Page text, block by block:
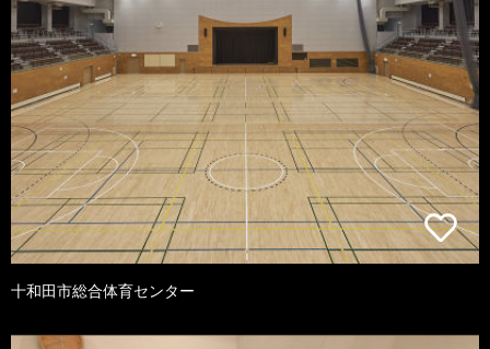
十和田市総合体育センター